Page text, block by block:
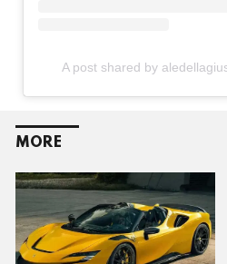
A post shared by
MORE